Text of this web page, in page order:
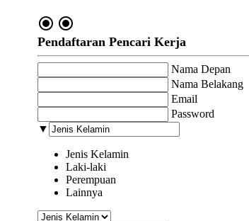
radio_button_checked radio_button_checked
Pendaftaran Pencari Kerja
Nama Depan
Nama Belakang
Email
Password
▼
Jenis Kelamin
Laki-laki
Perempuan
Lainnya